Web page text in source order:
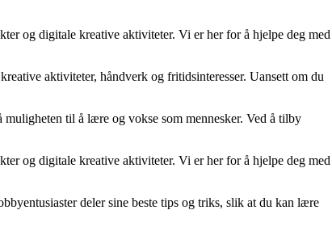
og digitale kreative aktiviteter. Vi er her for å hjelpe deg med
aktiviteter, håndverk og fritidsinteresser. Uansett om du
til å lære og vokse som mennesker. Ved å tilby
og digitale kreative aktiviteter. Vi er her for å hjelpe deg med
deler sine beste tips og triks, slik at du kan lære